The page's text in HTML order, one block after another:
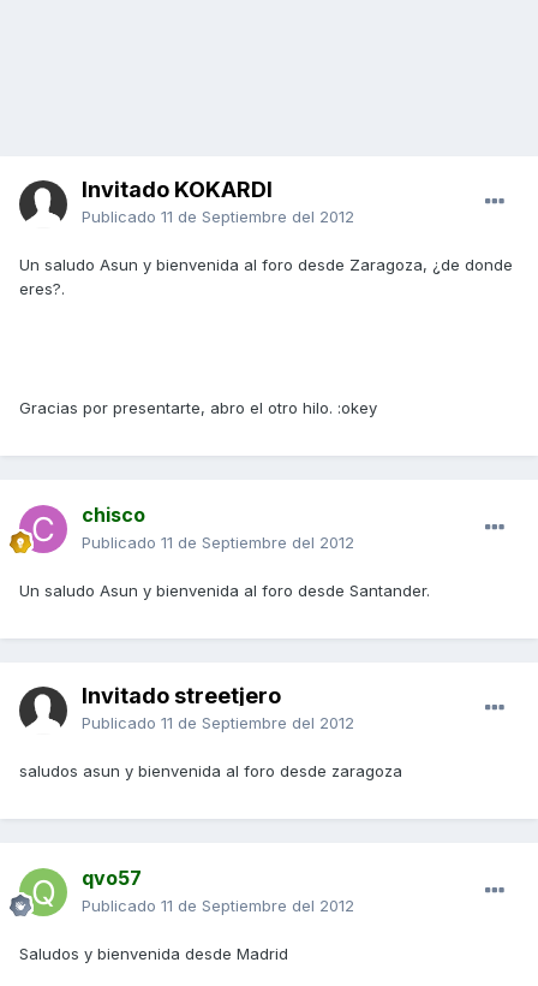
Invitado KOKARDI
Publicado 11 de Septiembre del 2012
Un saludo Asun y bienvenida al foro desde Zaragoza, ¿de donde
eres?.
Gracias por presentarte, abro el otro hilo. :okey
chisco
Publicado 11 de Septiembre del 2012
Un saludo Asun y bienvenida al foro desde Santander.
Invitado streetjero
Publicado 11 de Septiembre del 2012
saludos asun y bienvenida al foro desde zaragoza
qvo57
Publicado 11 de Septiembre del 2012
Saludos y bienvenida desde Madrid